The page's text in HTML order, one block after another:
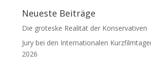
Neueste Beiträge
Die groteske Realität der Konservativen
Jury bei den Internationalen
2026